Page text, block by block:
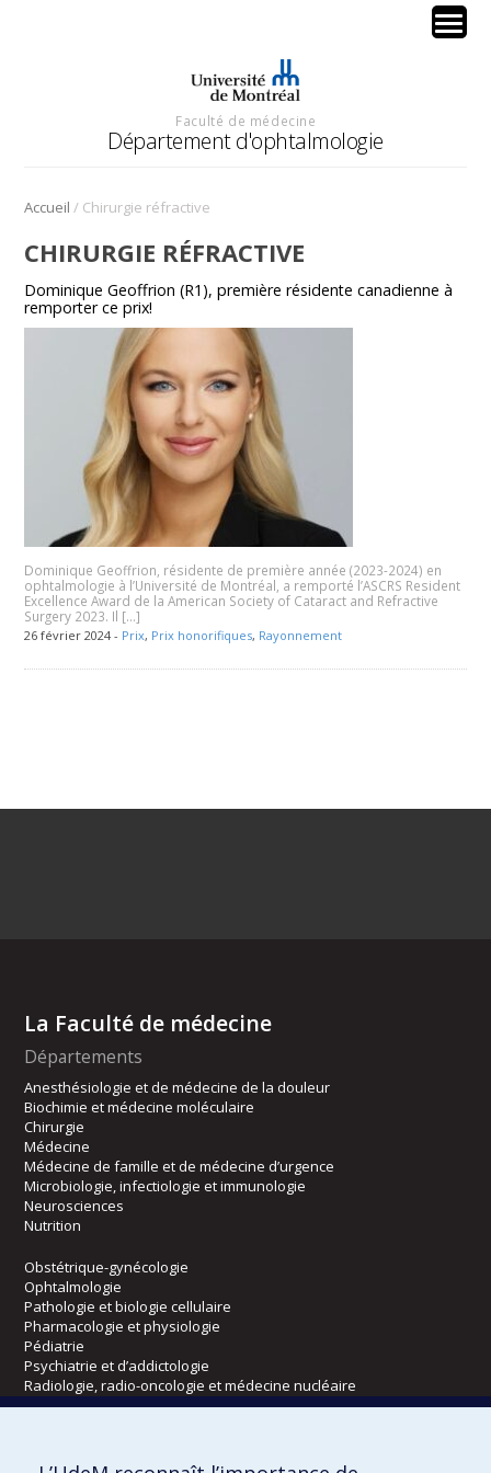
Faculté de médecine
Département d'ophtalmologie
Accueil / Chirurgie réfractive
CHIRURGIE RÉFRACTIVE
Dominique Geoffrion (R1), première résidente canadienne à
remporter ce prix!
Dominique Geoffrion, résidente de première année (2023-2024) en
ophtalmologie à l’Université de Montréal, a remporté l’ASCRS Resident
Excellence Award de la American Society of Cataract and Refractive
Surgery 2023. Il […]
26 février 2024 - Prix, Prix honorifiques, Rayonnement
La Faculté de médecine
Départements
Anesthésiologie et de médecine de la douleur
Biochimie et médecine moléculaire
Chirurgie
Médecine
Médecine de famille et de médecine d’urgence
Microbiologie, infectiologie et immunologie
Neurosciences
Nutrition
Obstétrique-gynécologie
Ophtalmologie
Pathologie et biologie cellulaire
Pharmacologie et physiologie
Pédiatrie
Psychiatrie et d’addictologie
Radiologie, radio-oncologie et médecine nucléaire